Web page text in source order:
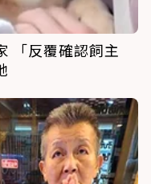
「反覆確認飼主